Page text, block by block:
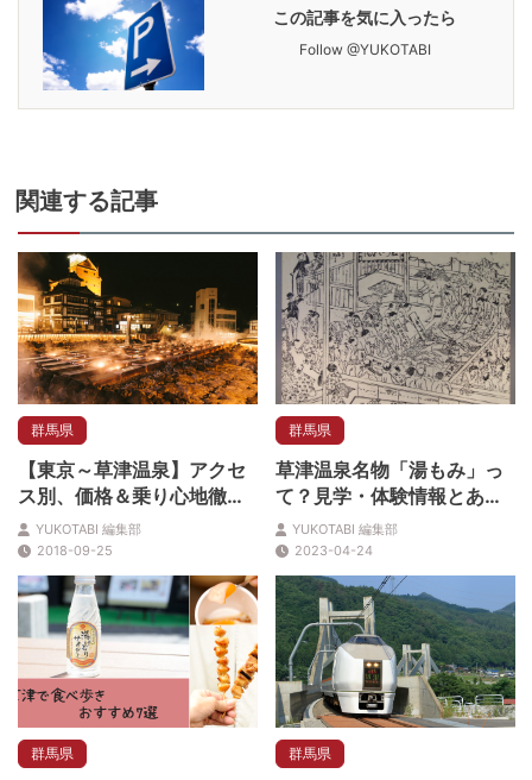
この記事を気に入ったら
Follow @YUKOTABI
関連する記事
群馬県
【東京～草津温泉】アクセ
ス別、価格＆乗り心地徹底
比較！ベストはどれ⁉
YUKOTABI 編集部
2018-09-25
群馬県
草津温泉名物「湯もみ」っ
て？見学・体験情報とあわ
せて解説
YUKOTABI 編集部
2023-04-24
群馬県 群馬県